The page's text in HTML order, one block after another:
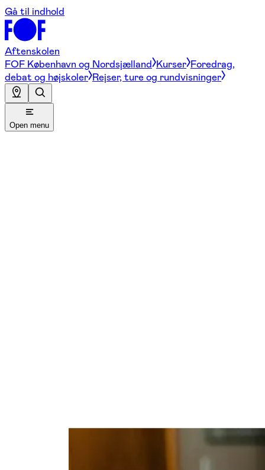
Gå til indhold
Aftenskolen
FOF København og Nordsjælland Kurser Foredrag,
debat og højskoler Rejser, ture og rundvisninger
Open menu